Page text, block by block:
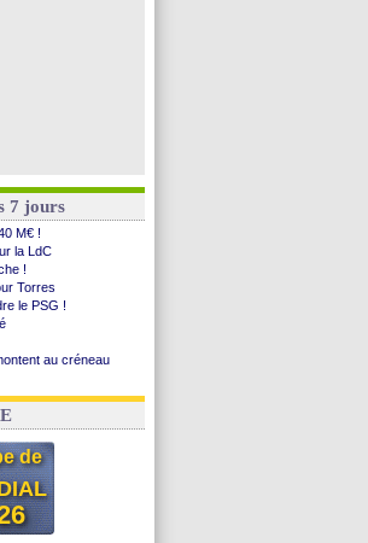
7 jours
M€ !
la LdC
!
Torres
le PSG !
au créneau
Diomandé
de